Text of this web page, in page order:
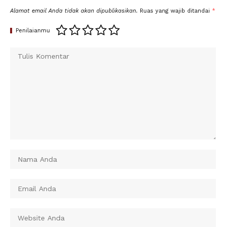
Alamat email Anda tidak akan dipublikasikan. Ruas yang wajib ditandai *
Penilaianmu